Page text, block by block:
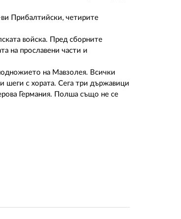
Прибалтийски, четирите
войска. Пред сборните
на прославени части и
на Мавзолея. Всички
шеги с хората. Сега три държавици
Германия. Полша също не се